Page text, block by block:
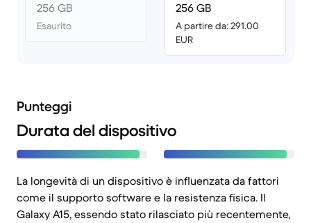
256 GB
Esaurito
256 GB
A partire da: 291.00
EUR
Punteggi
Durata del dispositivo
La longevità di un dispositivo è influenzata da fattori
come il supporto software e la resistenza fisica. Il
Galaxy A15, essendo stato rilasciato più recentemente,